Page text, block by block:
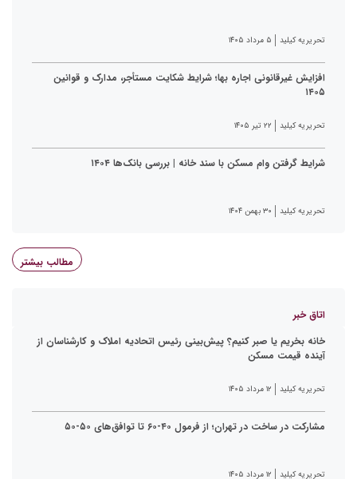
تحریریه کیلید ۵ مرداد ۱۴۰۵
افزایش غیرقانونی اجاره بها؛ شرایط شکایت مستأجر، مدارک و قوانین
۱۴۰۵
تحریریه کیلید ۲۲ تیر ۱۴۰۵
شرایط گرفتن وام مسکن با سند خانه | بررسی بانک‌ها ۱۴۰۴
تحریریه کیلید ۳۰ بهمن ۱۴۰۴
مطالب بیشتر
اتاق خبر
خانه بخریم یا صبر کنیم؟ پیش‌بینی رئیس اتحادیه املاک و کارشناسان از
آینده قیمت مسکن
تحریریه کیلید ۱۲ مرداد ۱۴۰۵
مشارکت در ساخت در تهران؛ از فرمول ۴۰-۶۰ تا توافق‌های ۵۰-۵۰
تحریریه کیلید ۱۲ مرداد ۱۴۰۵